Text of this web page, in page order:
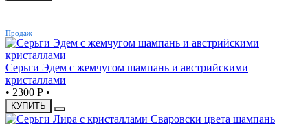
Продаж
Серьги Эдем с жемчугом шампань и австрийскими
кристаллами
• 2300 Р •
КУПИТЬ